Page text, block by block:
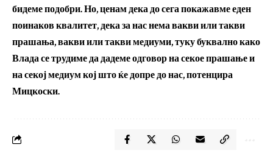
бидеме подобри. Но, ценам дека до сега покажавме еден
поинаков квалитет, дека за нас нема вакви или такви
прашања, вакви или такви медиуми, туку буквално како
Влада се трудиме да дадеме одговор на секое прашање и
на секој медиум кој што ќе допре до нас, потенцира
Мицкоски.